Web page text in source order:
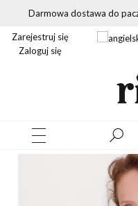
Darmowa dostawa do
Zarejestruj się
Zaloguj się